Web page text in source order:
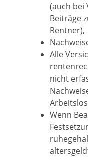
(auch bei
Beiträge
Rentner),
Alle
nicht
Wenn